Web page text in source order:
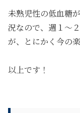
未熟児性の低血糖
況なので、週１〜
が、とにかく今の
以上です！